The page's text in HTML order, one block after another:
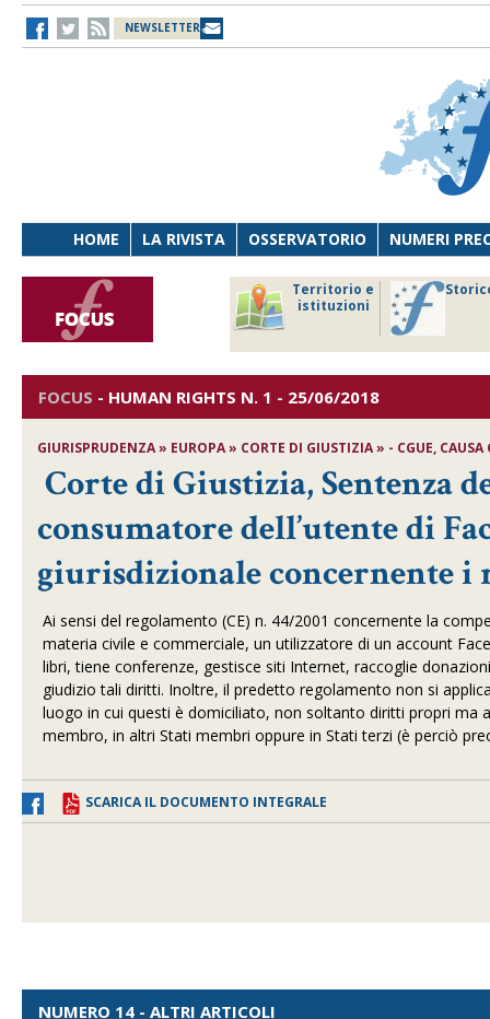
NEWSLETTER
HOME LA RIVISTA OSSERVATORIO NUMERI
Territorio e
istituzioni
FOCUS - HUMAN RIGHTS N. 1 - 25/06/2018
GIURISPRUDENZA » EUROPA » CORTE DI GIUSTIZIA » - CGUE,
Corte di Giustizia, Sentenza
consumatore dell’utente di
giurisdizionale concernente
Ai sensi del regolamento (CE) n. 44/2001 concernente la
materia civile e commerciale, un utilizzatore di un account
libri, tiene conferenze, gestisce siti Internet, raccoglie
giudizio tali diritti. Inoltre, il predetto regolamento non si
luogo in cui questi è domiciliato, non soltanto diritti propri
membro, in altri Stati membri oppure in Stati terzi (è perciò
SCARICA IL DOCUMENTO INTEGRALE
NUMERO 14 - ALTRI ARTICOLI